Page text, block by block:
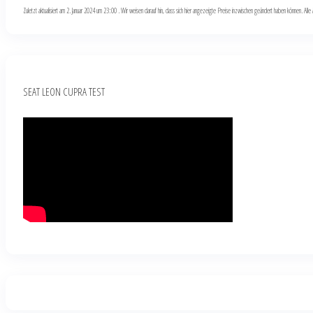
Zuletzt aktualisiert am 2. Januar 2024 um 23:00 . Wir weisen darauf hin, dass sich hier angezeigte Preise inzwischen geändert haben können.
SEAT LEON CUPRA TEST